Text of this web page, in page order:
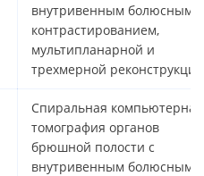
внутривенным болюсным
контрастированием,
мультипланарной и
трехмерной
Спиральная компьютерная
томография органов
брюшной полости с
внутривенным болюсным